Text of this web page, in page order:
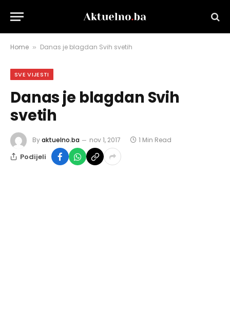
Home » Danas je blagdan Svih svetih
SVE VIJESTI
Danas je blagdan Svih
svetih
Byaktuelno.ba nov 1, 2017 1 Min Read
Podijeli